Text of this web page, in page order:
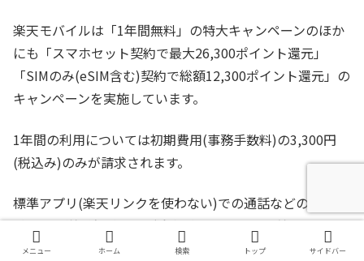
楽天モバイルは「1年間無料」の特大キャンペーンのほか
にも「スマホセット契約で最大26,300ポイント還元」
「SIMのみ(eSIM含む)契約で総額12,300ポイント還元」の
キャンペーンを実施しています。
1年間の利用については初期費用(事務手数料)の3,300円
(税込み)のみが請求されます。
標準アプリ(楽天リンクを使わない)での通話などの通話
料・SMS送受信料や、別途有料オプションを利用しない
場合には、初期費用以外は一切費用がかかりません。
メニュー ホーム 検索 トップ サイドバー